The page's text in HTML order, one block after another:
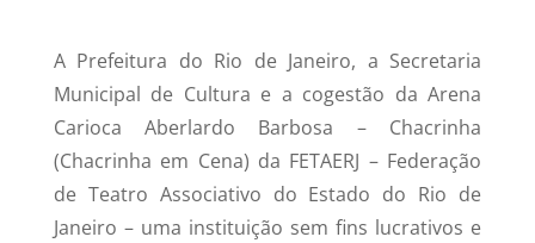
A Prefeitura do Rio de Janeiro, a Secretaria
Municipal de Cultura e a cogestão da Arena
Carioca Aberlardo Barbosa – Chacrinha
(Chacrinha em Cena) da FETAERJ – Federação
de Teatro Associativo do Estado do Rio de
Janeiro – uma instituição sem fins lucrativos e